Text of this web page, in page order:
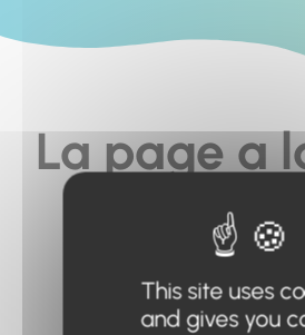
La page a
vous
accéder
pas... ou
This site uses
and gives you